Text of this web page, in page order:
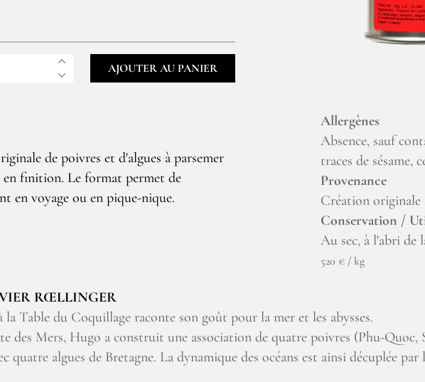
AJOUTER AU PANIER
de poivres et d'algues à parsemer
en finition. Le format permet de
en voyage ou en pique-nique.
Allergènes
Absence, sauf
traces de sésame,
Provenance
Création originale
Conservation /
Au sec, à l'abri de
520 € / kg
RŒLLINGER
la Table du Coquillage raconte son goût pour la mer et les abysses.
des Mers, Hugo a construit une association de quatre poivres (Phu-Quoc,
quatre algues de Bretagne. La dynamique des océans est ainsi décuplée par